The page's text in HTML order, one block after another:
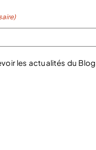
les actualités du